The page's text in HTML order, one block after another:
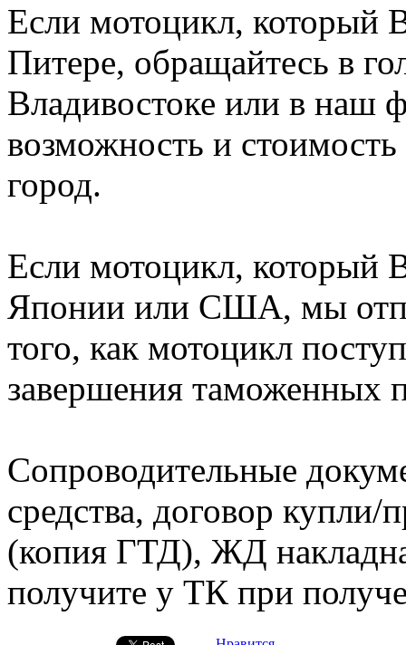
Если мотоцикл, который
Питере, обращайтесь в
Владивостоке или в наш
возможность и
город.
Если мотоцикл, который
Японии или США, мы
того, как мотоцикл
завершения таможенных
Сопроводительные
средства, договор
(копия ГТД), ЖД
получите у ТК при